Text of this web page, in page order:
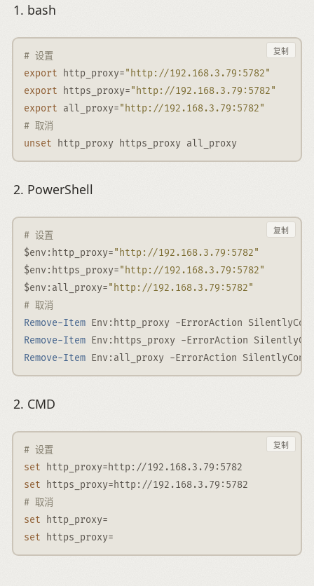
bash
# 设置
export
http_proxy="http://192.168.3.79:5782"
export
https_proxy="http://192.168.3.79:5782"
export
all_proxy="http://192.168.3.79:5782"
# 取消
unset
http_proxy https_proxy all_proxy
复制
PowerShell
# 设置
$env: http_proxy="http://192.168.3.79:5782"
$env: https_proxy="http://192.168.3.79:5782"
$env: all_proxy="http://192.168.3.79:5782"
# 取消
Remove-Item Env: http_proxy - ErrorAction
Remove-Item Env: https_proxy - ErrorAction
Remove-Item Env: all_proxy - ErrorAction
复制
CMD
# 设置
set http_proxy=http://192.168.3.79:5782
set https_proxy=http://192.168.3.79:5782
# 取消
set http_proxy=
set https_proxy=
复制